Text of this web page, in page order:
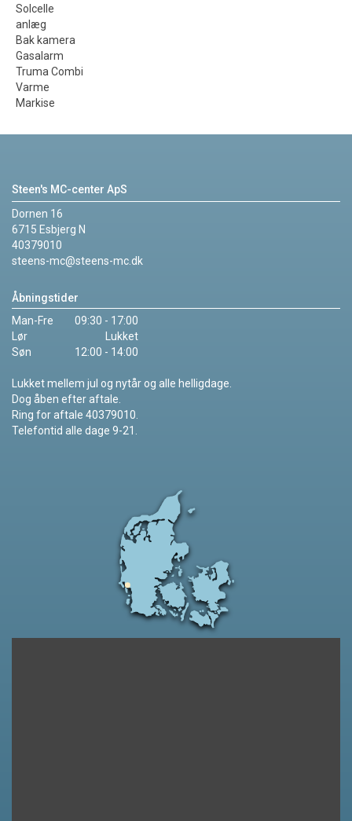
Solcelle
anlæg
Bak kamera
Gasalarm
Truma Combi
Varme
Markise
Steen's MC-center ApS
Dornen 16
6715 Esbjerg N
40379010
steens-mc@steens-mc.dk
Åbningstider
Man-Fre
09:30 - 17:00
Lør
Lukket
Søn
12:00 - 14:00
Lukket mellem jul og nytår og alle helligdage.
Dog åben efter aftale.
Ring for aftale 40379010.
Telefontid alle dage 9-21.